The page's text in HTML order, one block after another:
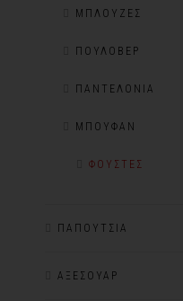
ΜΠΛΟΎΖΕΣ
ΠΟΥΛΌΒΕΡ
ΠΑΝΤΕΛΌΝΙΑ
ΜΠΟΥΦΆΝ
ΦΟΎΣΤΕΣ
ΠΑΠΟΎΤΣΙΑ
ΑΞΕΣΟΥΆΡ